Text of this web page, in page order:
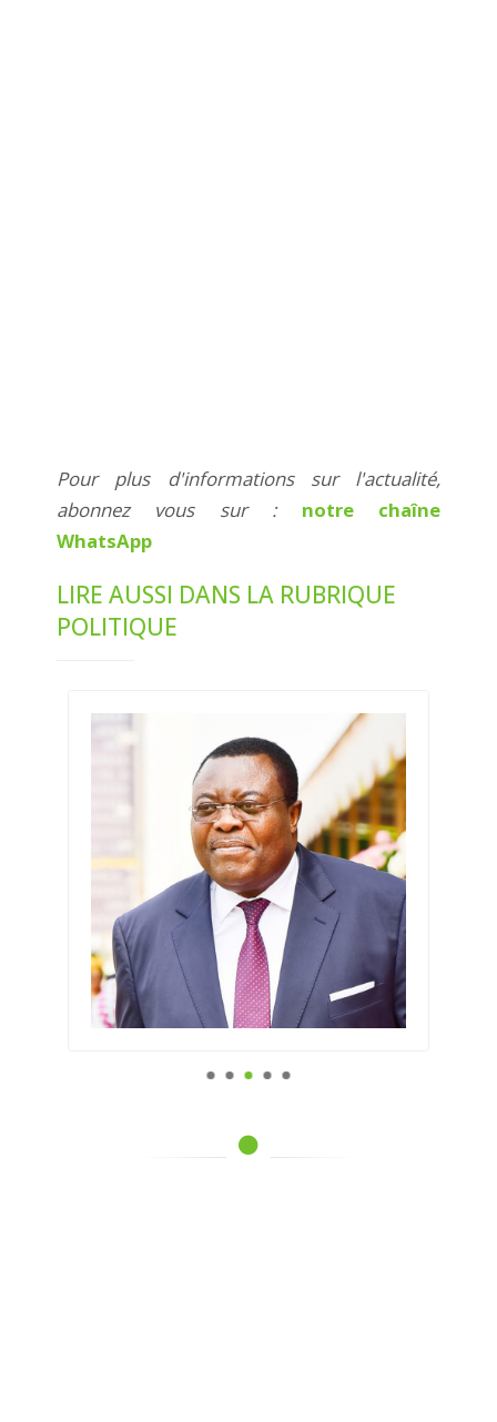
Pour plus d'informations sur l'actualité,
abonnez vous sur : notre chaîne
WhatsApp
LIRE AUSSI DANS LA RUBRIQUE
POLITIQUE